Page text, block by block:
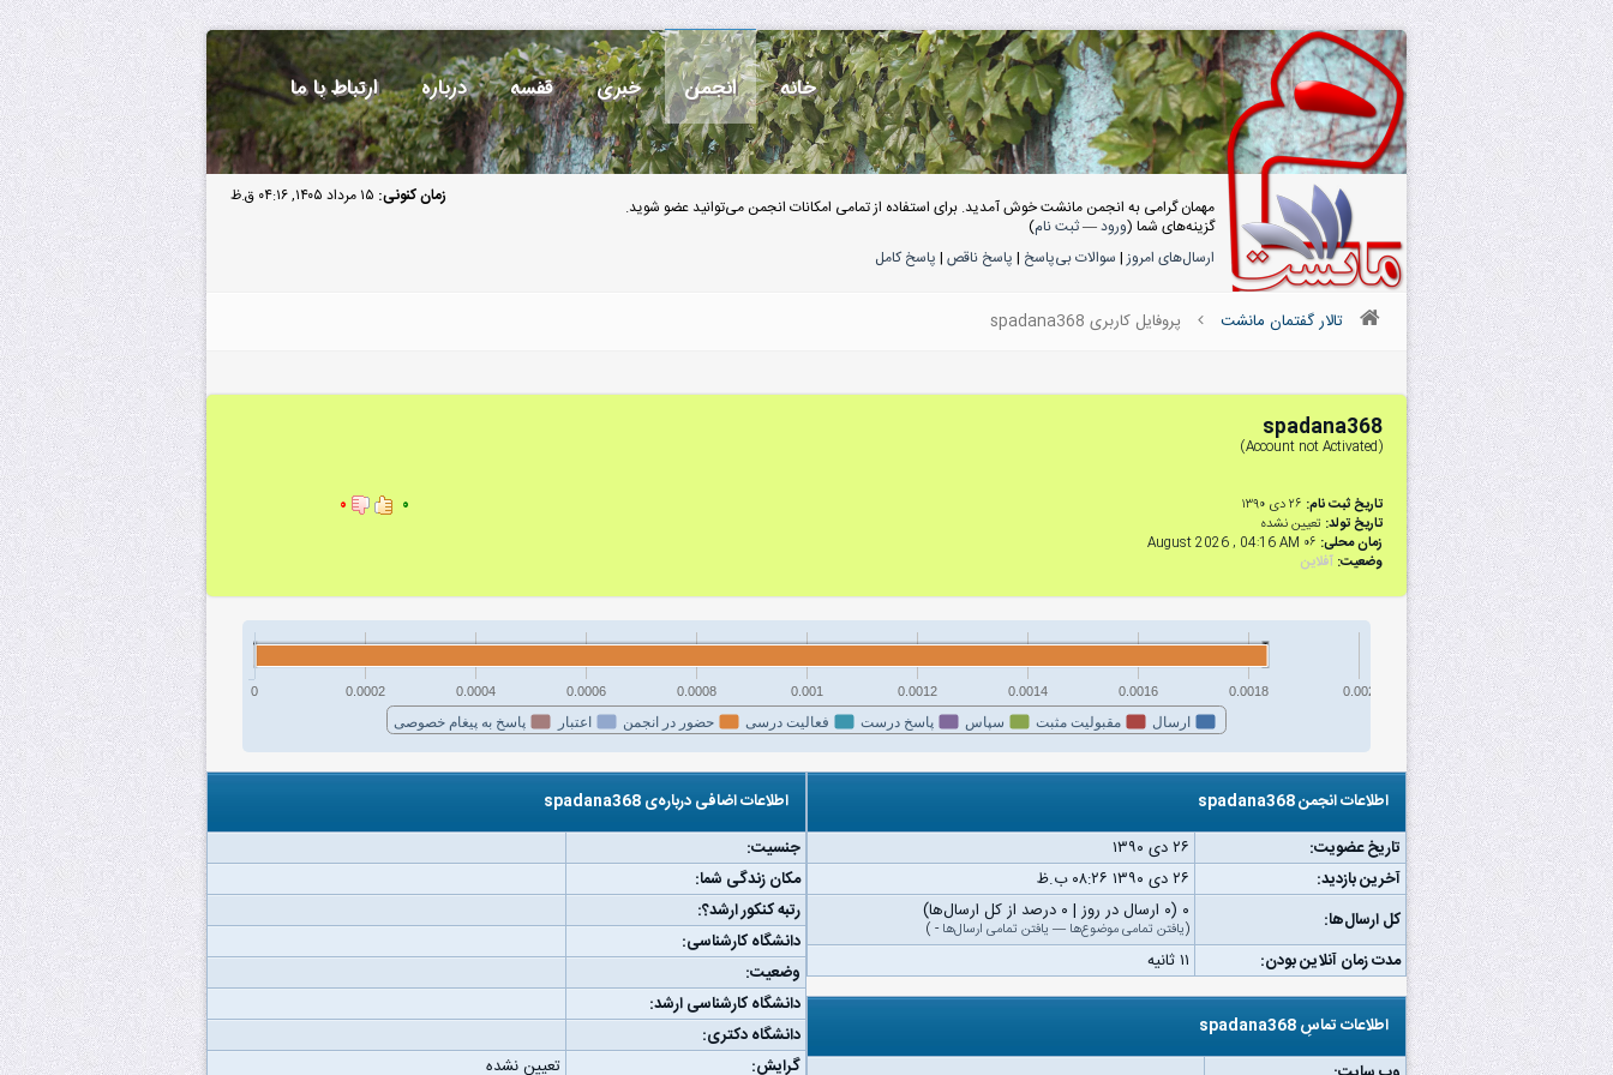
خانه انجمن خبری قفسه درباره ارتباط با ما
زمان کنونی: ۱۵ مرداد ۱۴۰۵, ۰۴:۱۶ ق.ظ
مهمان گرامی به انجمن مانشت خوش آمدید. برای استفاده از تمامی امکانات انجمن می‌توانید عضو شوید.
گزینه‌های شما (ورود—ثبت نام)
ارسال‌های امروز| سوالات بی‌پاسخ | پاسخ ناقص | پاسخ کامل
تالار گفتمان مانشت پروفایل کاربری spadana368
spadana368
(Account not Activated)
تاریخ ثبت نام: ۲۶ دى ۱۳۹۰
تاریخ تولد: تعیین نشده
زمان محلی: ۰۶ August 2026 , 04:16 AM
وضعیت: آفلاین
۰ ۰
ارسال مقبولیت مثبت سپاس پاسخ درست فعالیت درسی حضور در انجمن اعتبار پاسخ به پیغام خصوصی
0 0.0002 0.0004 0.0006 0.0008 0.001 0.0012 0.0014 0.0016 0.0018 0.002
اطلاعات انجمن spadana368
تاریخ عضویت:
۲۶ دى ۱۳۹۰
آخرین بازدید:
۲۶ دى ۱۳۹۰ ۰۸:۲۶ ب.ظ
کل ارسال‌ها:
۰ (۰ ارسال در روز | ۰ درصد از کل ارسال‌ها)
(یافتن تمامی موضوع‌ها — یافتن تمامی ارسال‌ها -
)
مدت زمان آنلاین بودن: ۱۱ ثانیه
اطلاعات تماسِ spadana368
اطلاعات اضافی درباره‌ی spadana368
جنسیت:
مکان زندگی شما:
رتبه کنکور ارشد؟:
دانشگاه کارشناسی:
وضعیت:
دانشگاه کارشناسی ارشد:
دانشگاه دکتری:
گرایش:
تعیین نشده